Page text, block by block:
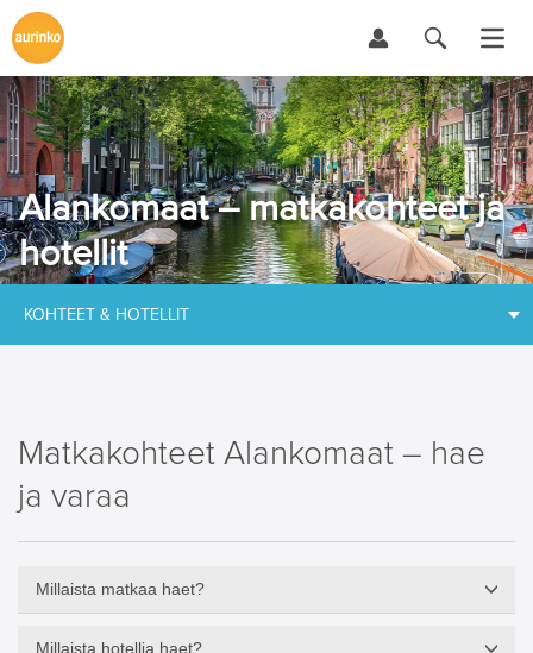
Alankomaat – matkakohteet ja
hotellit
KOHTEET & HOTELLIT
Matkakohteet Alankomaat – hae
ja varaa
Millaista matkaa haet?
Millaista hotellia haet?